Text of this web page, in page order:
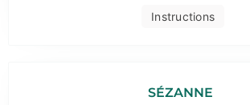
Instructions
SÉZANNE